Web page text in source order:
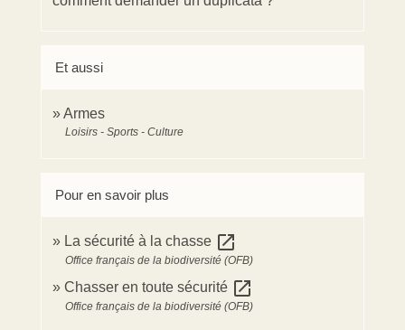
Et aussi
Armes
Loisirs - Sports - Culture
Pour en savoir plus
La sécurité à la chasse open_in_new
Office français de la biodiversité (OFB)
Chasser en toute sécurité open_in_new
Office français de la biodiversité (OFB)